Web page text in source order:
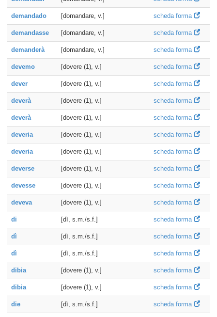
demandado [domandare, v.] scheda forma
demandasse [domandare, v.] scheda forma
demanderà [domandare, v.] scheda forma
devemo [dovere (1), v.] scheda forma
dever [dovere (1), v.] scheda forma
deverà [dovere (1), v.] scheda forma
deverà [dovere (1), v.] scheda forma
deveria [dovere (1), v.] scheda forma
deveria [dovere (1), v.] scheda forma
deverse [dovere (1), v.] scheda forma
devesse [dovere (1), v.] scheda forma
deveva [dovere (1), v.] scheda forma
di [dì, s.m./s.f.] scheda forma
dì [dì, s.m./s.f.] scheda forma
dì [dì, s.m./s.f.] scheda forma
dibia [dovere (1), v.] scheda forma
dibia [dovere (1), v.] scheda forma
die [dì, s.m./s.f.] scheda forma